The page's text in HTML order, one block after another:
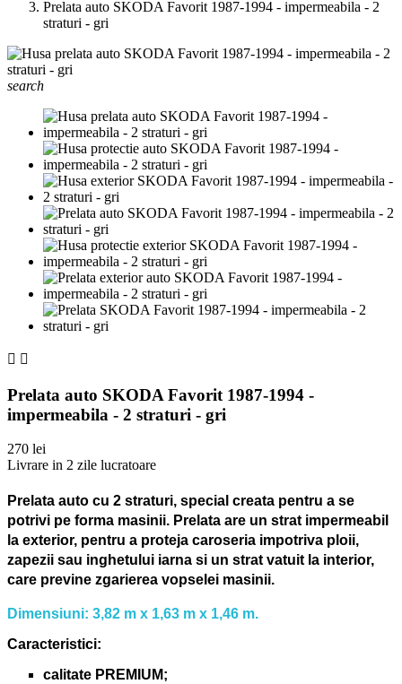
Prelata auto SKODA Favorit 1987-1994 - impermeabila - 2
straturi - gri
search
 
Prelata auto SKODA Favorit 1987-1994 -
impermeabila - 2 straturi - gri
270 lei
Livrare in 2 zile lucratoare
Prelata auto cu 2 straturi, special creata pentru a se
potrivi pe forma masinii. Prelata are un strat impermeabil
la exterior, pentru a proteja caroseria impotriva ploii,
zapezii sau inghetului iarna si un strat vatuit la interior,
care previne zgarierea vopselei masinii.
Dimensiuni: 3,82 m x 1,63 m x 1,46 m.
Caracteristici:
calitate PREMIUM;